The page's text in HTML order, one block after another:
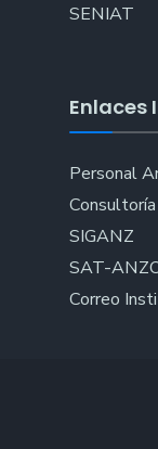
SENIAT
Enlaces
Personal
Consultoría
SIGANZ
SAT-
Correo